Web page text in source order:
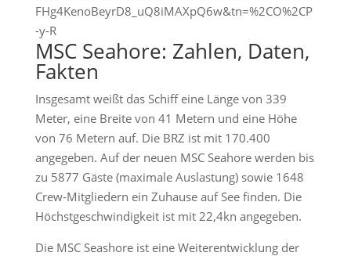
FHg4KenoBeyrD8_uQ8iMAXpQ6w&tn=%2CO%2CP
-y-R
MSC Seahore: Zahlen, Daten,
Fakten
Insgesamt weißt das Schiff eine Länge von 339
Meter, eine Breite von 41 Metern und eine Höhe
von 76 Metern auf. Die BRZ ist mit 170.400
angegeben. Auf der neuen MSC Seahore werden bis
zu 5877 Gäste (maximale Auslastung) sowie 1648
Crew-Mitgliedern ein Zuhause auf See finden. Die
Höchstgeschwindigkeit ist mit 22,4kn angegeben.
Die MSC Seashore ist eine Weiterentwicklung der